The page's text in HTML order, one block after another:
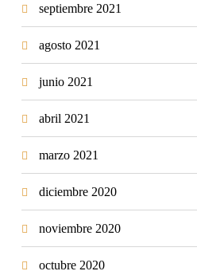
septiembre 2021
agosto 2021
junio 2021
abril 2021
marzo 2021
diciembre 2020
noviembre 2020
octubre 2020